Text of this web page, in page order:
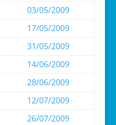
03/05/2009
17/05/2009
31/05/2009
14/06/2009
28/06/2009
12/07/2009
26/07/2009